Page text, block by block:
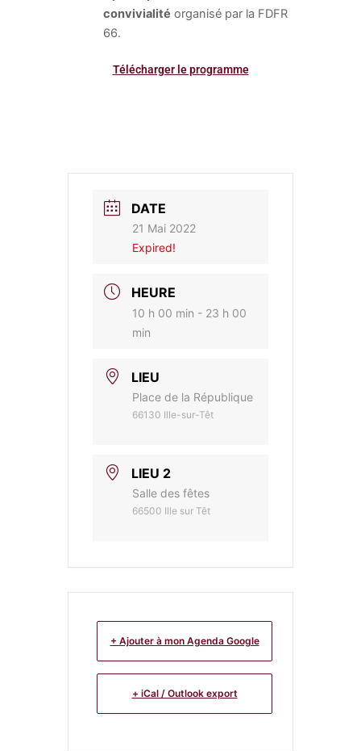
convivialité organisé par la FDFR
66.
Télécharger le programme
DATE
21 Mai 2022
Expired!
HEURE
10 h 00 min - 23 h 00
min
LIEU
Place de la République
66130 Ille-sur-Têt
LIEU 2
Salle des fêtes
66500 Ille sur Têt
+ Ajouter à mon Agenda Google
+ iCal / Outlook export